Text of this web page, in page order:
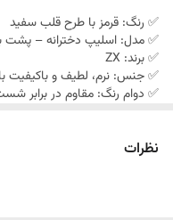
۱۱ سال قابل تهیه است و
هم کیفیت را می‌خواهند
✅ رنگ: قرمز با طرح قلب سفید
✅ مدل: اسلیپ دخترانه – پشت
✅ برند: ZX
✅ جنس: نرم، لطیف و باکیفیت
✅ دوام رنگ: مقاوم در برابر
3 تا 5 سال
نظرات